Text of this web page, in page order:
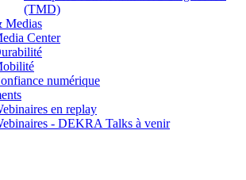
(TMD)
Medias
Center
numérique
en replay
- DEKRA Talks à venir